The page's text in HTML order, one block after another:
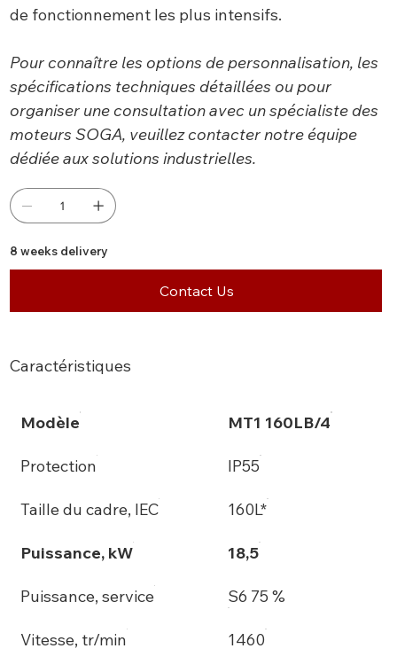
de fonctionnement les plus intensifs.
Pour connaître les options de personnalisation, les
spécifications techniques détaillées ou pour
organiser une consultation avec un spécialiste des
moteurs SOGA, veuillez contacter notre équipe
dédiée aux solutions industrielles.
8 weeks delivery
Contact Us
Caractéristiques
Modèle MT1 160LB/4
Protection IP55
Taille du cadre, IEC 160L*
Puissance, kW 18,5
Puissance, service S6 75 %
Vitesse, tr/min 1460